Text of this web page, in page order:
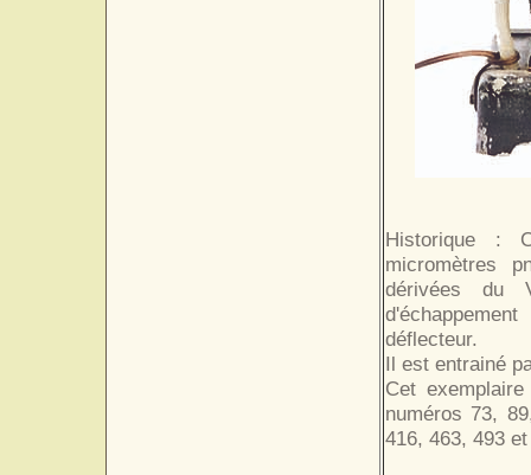
Historique :
micromètres
dérivées du
déflecteur.
Il est entrainé
Cet
numéros 73,
416, 463, 493